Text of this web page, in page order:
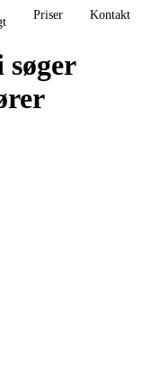
Priser Kontakt